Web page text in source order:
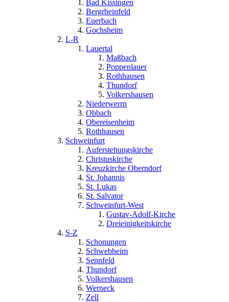
Bad Kissingen
Bergrheinfeld
Euerbach
Gochsheim
L-R
Lauertal
Maßbach
Poppenlauer
Rothhausen
Thundorf
Volkershausen
Niederwerrn
Obbach
Obereisenheim
Rothhausen
Schweinfurt
Auferstehungskirche
Christuskirche
Kreuzkirche Oberndorf
St. Johannis
St. Lukas
St. Salvator
Schweinfurt-West
Gustav-Adolf-Kirche
Dreieinigkeitskirche
S-Z
Schonungen
Schwebheim
Sennfeld
Thundorf
Volkershausen
Werneck
Zell